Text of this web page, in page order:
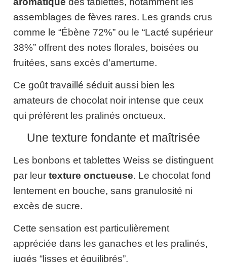
assemblages de fèves rares. Les grands crus
comme le “Ébène 72%” ou le “Lacté supérieur
38%” offrent des notes florales, boisées ou
fruitées, sans excès d’amertume.
Ce goût travaillé séduit aussi bien les
amateurs de chocolat noir intense que ceux
qui préfèrent les pralinés onctueux.
Une texture fondante et maîtrisée
Les bonbons et tablettes Weiss se distinguent
par leur texture onctueuse. Le chocolat fond
lentement en bouche, sans granulosité ni
excès de sucre.
Cette sensation est particulièrement
appréciée dans les ganaches et les pralinés,
jugés “lisses et équilibrés”.